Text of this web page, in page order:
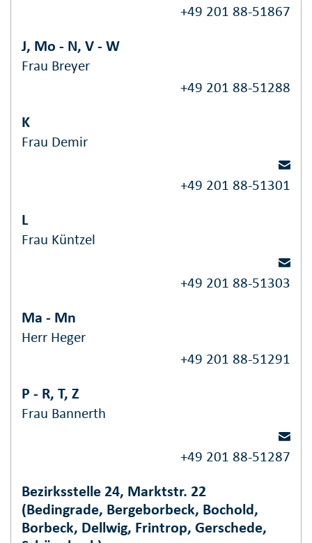
+49 201 88-51867
J, Mo - N, V - W
Frau Breyer
+49 201 88-51288
K
Frau Demir
+49 201 88-51301
L
Frau Küntzel
+49 201 88-51303
Ma - Mn
Herr Heger
+49 201 88-51291
P - R, T, Z
Frau Bannerth
+49 201 88-51287
Bezirksstelle 24, Marktstr. 22
(Bedingrade, Bergeborbeck, Bochold,
Borbeck, Dellwig, Frintrop, Gerschede,